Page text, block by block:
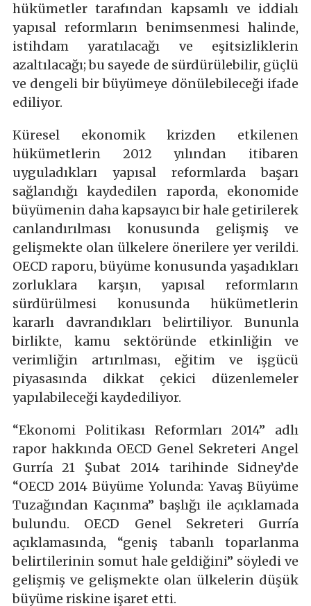
hükümetler tarafından kapsamlı ve iddialı
yapısal reformların benimsenmesi halinde,
istihdam yaratılacağı ve eşitsizliklerin
azaltılacağı; bu sayede de sürdürülebilir, güçlü
ve dengeli bir büyümeye dönülebileceği ifade
ediliyor.
Küresel ekonomik krizden etkilenen
hükümetlerin 2012 yılından itibaren
uyguladıkları yapısal reformlarda başarı
sağlandığı kaydedilen raporda, ekonomide
büyümenin daha kapsayıcı bir hale getirilerek
canlandırılması konusunda gelişmiş ve
gelişmekte olan ülkelere önerilere yer verildi.
OECD raporu, büyüme konusunda yaşadıkları
zorluklara karşın, yapısal reformların
sürdürülmesi konusunda hükümetlerin
kararlı davrandıkları belirtiliyor. Bununla
birlikte, kamu sektöründe etkinliğin ve
verimliğin artırılması, eğitim ve işgücü
piyasasında dikkat çekici düzenlemeler
yapılabileceği kaydediliyor.
“Ekonomi Politikası Reformları 2014” adlı
rapor hakkında OECD Genel Sekreteri Angel
Gurría 21 Şubat 2014 tarihinde Sidney’de
“OECD 2014 Büyüme Yolunda: Yavaş Büyüme
Tuzağından Kaçınma” başlığı ile açıklamada
bulundu. OECD Genel Sekreteri Gurría
açıklamasında, “geniş tabanlı toparlanma
belirtilerinin somut hale geldiğini” söyledi ve
gelişmiş ve gelişmekte olan ülkelerin düşük
büyüme riskine işaret etti.